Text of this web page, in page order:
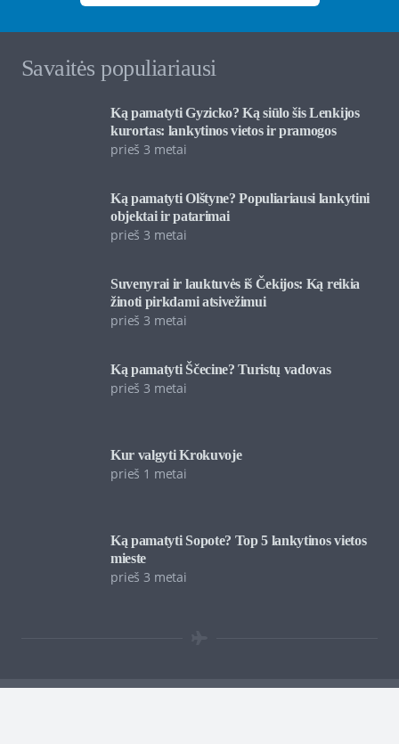
Savaitės populiariausi
Ką pamatyti Gyzicko? Ką siūlo šis Lenkijos
kurortas: lankytinos vietos ir pramogos
prieš 3 metai
Ką pamatyti Olštyne? Populiariausi lankytini
objektai ir patarimai
prieš 3 metai
Suvenyrai ir lauktuvės iš Čekijos: Ką reikia
žinoti pirkdami atsivežimui
prieš 3 metai
Ką pamatyti Ščecine? Turistų vadovas
prieš 3 metai
Kur valgyti Krokuvoje
prieš 1 metai
Ką pamatyti Sopote? Top 5 lankytinos vietos
mieste
prieš 3 metai